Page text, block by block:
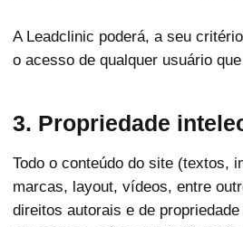
A Leadclinic poderá, a seu
o acesso de qualquer usuário
3. Propriedade
Todo o conteúdo do site (textos,
marcas, layout, vídeos, entre
direitos autorais e de